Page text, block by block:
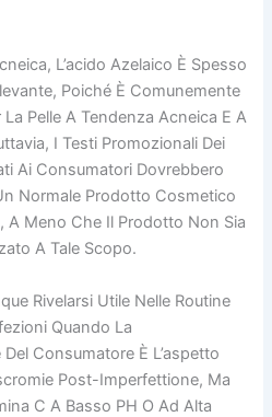
L’acido Azelaico È Spesso
Poiché È Comunemente
Pelle A Tendenza Acneica E A
I Testi Promozionali Dei
Ai Consumatori Dovrebbero
Normale Prodotto Cosmetico
A Meno Che Il Prodotto Non Sia
A Tale Scopo.
Rivelarsi Utile Nelle Routine
Quando La
Consumatore È L’aspetto
Post-Imperfettione, Ma
C A Basso PH O Ad Alta